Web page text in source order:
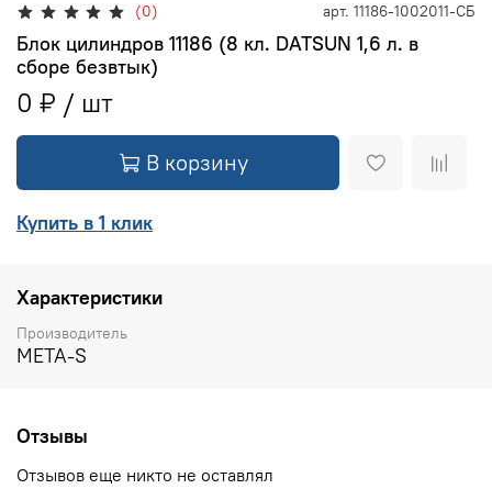
(0) арт. 11186-1002011-СБ
Блок цилиндров 11186 (8 кл. DATSUN 1,6 л. в
сборе безвтык)
0 ₽
В корзину
Купить в 1 клик
Характеристики
Производитель
META-S
Отзывы
Отзывов еще никто не оставлял